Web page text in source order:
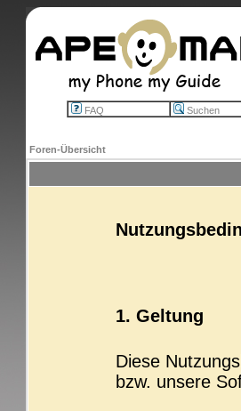
FAQ Suchen
Foren-Übersicht
1. Geltung
Diese
bzw. unsere